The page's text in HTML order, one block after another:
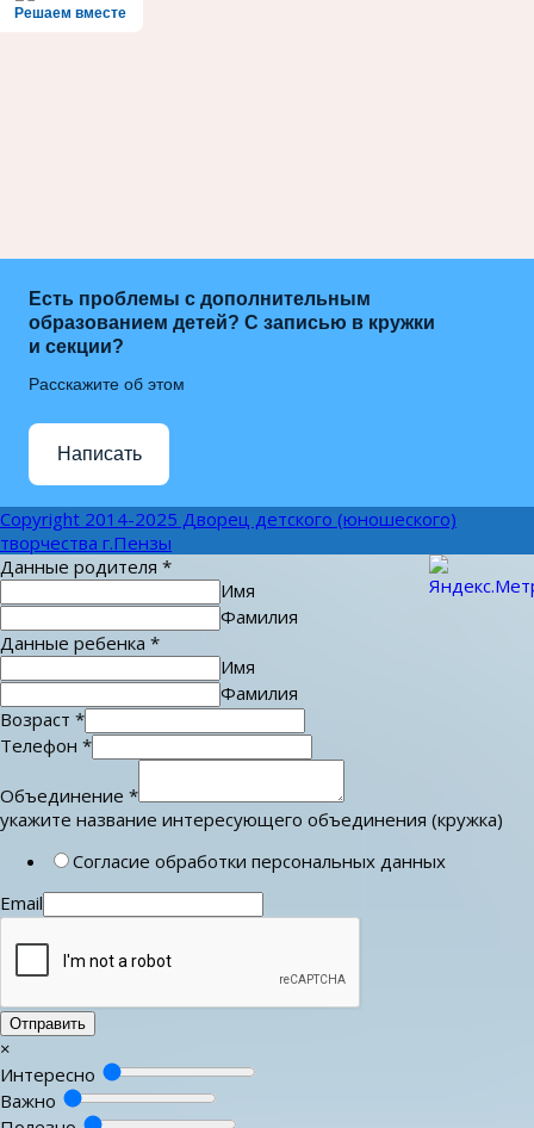
Решаем вместе
Есть проблемы с дополнительным
образованием детей? С записью в кружки
и секции?
Расскажите об этом
Написать
Copyright 2014-2025 Дворец детского (юношеского)
творчества г.Пензы
Данные родителя *
Имя
Фамилия
Данные ребенка *
Имя
Фамилия
Возраст *
Телефон *
Объединение *
укажите название интересующего объединения (кружка)
Согласие обработки персональных данных
Email
Отправить
×
Интересно
Важно